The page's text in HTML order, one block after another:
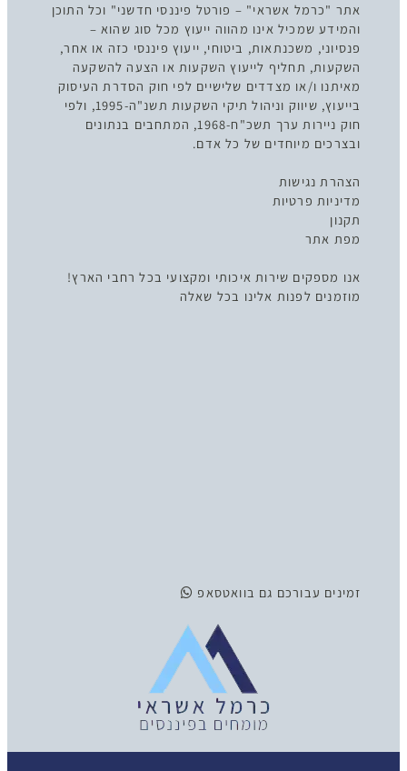
אתר "כרמל אשראי" – פורטל פיננסי חדשני" וכל התוכן
והמידע שמכיל אינו מהווה ייעוץ מכל סוג שהוא –
פנסיוני, משכנתאות, ביטוחי, ייעוץ פיננסי כזה או אחר,
השקעות, תחליף לייעוץ השקעות או הצעה להשקעה
מאיתנו ו/או מצדדים שלישיים לפי חוק הסדרת העיסוק
בייעוץ, שיווק וניהול תיקי השקעות תשנ"ה-1995, ולפי
חוק ניירות ערך תשכ"ח-1968, המתחבים בנתונים
ובצרכים מיוחדים של כל אדם.
הצהרת נגישות
מדיניות פרטיות
תקנון
מפת אתר
אנו מספקים שירות איכותי ומקצועי בכל רחבי הארץ!
מוזמנים לפנות אלינו בכל שאלה
זמינים עבורכם גם בוואטסאפ